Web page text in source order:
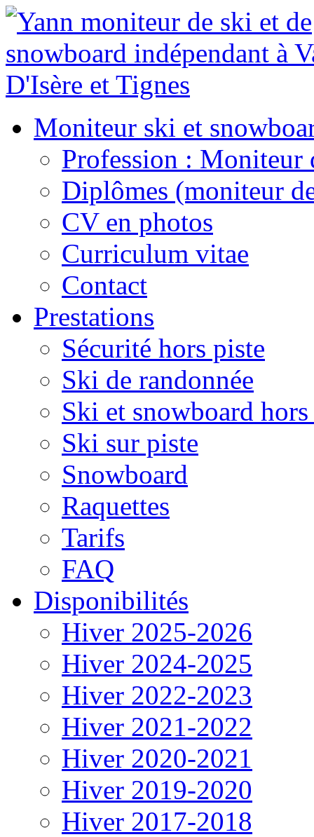
Moniteur ski et
Profession : Moniteur
Diplômes (moniteur
CV en photos
Curriculum vitae
Contact
Prestations
Sécurité hors piste
Ski de randonnée
Ski et snowboard
Ski sur piste
Snowboard
Raquettes
Tarifs
FAQ
Disponibilités
Hiver 2025-2026
Hiver 2024-2025
Hiver 2022-2023
Hiver 2021-2022
Hiver 2020-2021
Hiver 2019-2020
Hiver 2017-2018